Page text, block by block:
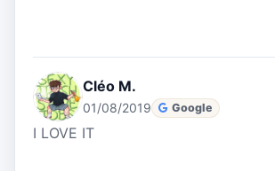
Cléo M.
01/08/2019 Google
I LOVE IT